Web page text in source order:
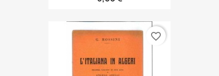
favorite_border